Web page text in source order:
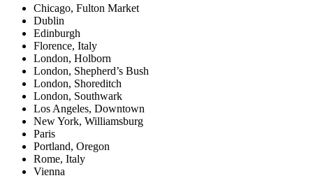
Chicago, Fulton Market
Dublin
Edinburgh
Florence, Italy
London, Holborn
London, Shepherd’s Bush
London, Shoreditch
London, Southwark
Los Angeles, Downtown
New York, Williamsburg
Paris
Portland, Oregon
Rome, Italy
Vienna